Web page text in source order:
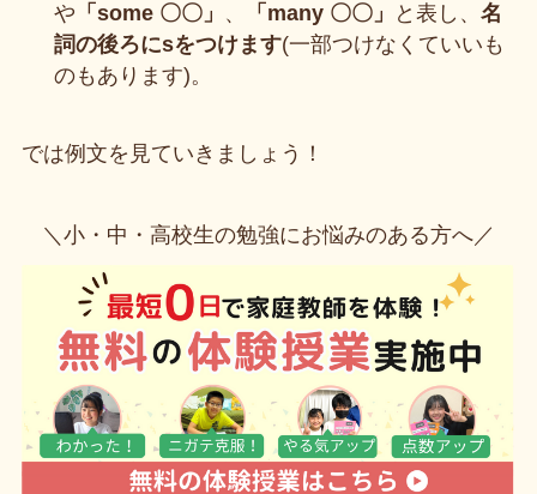
や 「some 〇〇」 、 「many 〇〇」 と表し、 名
詞の後ろにsをつけます(一部つけなくていいも
のもあります)。
では例文を見ていきましょう！
＼小・中・高校生の勉強にお悩みのある方へ／